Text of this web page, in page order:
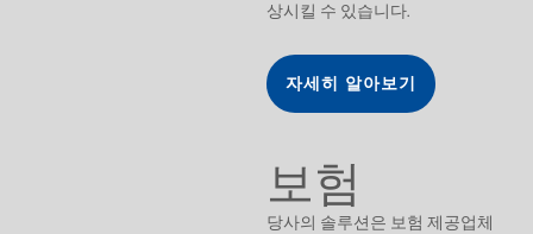
상시킬 수 있습니다.
자세히 알아보기
보험
당사의 솔루션은 보험 제공업체